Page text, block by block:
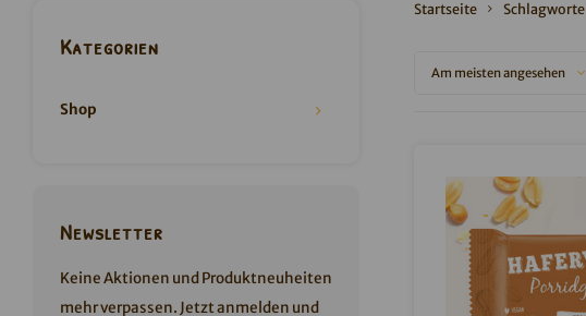
Kategorien
Shop
Newsletter
Keine Aktionen und Produktneuheiten
mehr verpassen. Jetzt anmelden und
Startseite Schlagworte
Am meisten angesehen